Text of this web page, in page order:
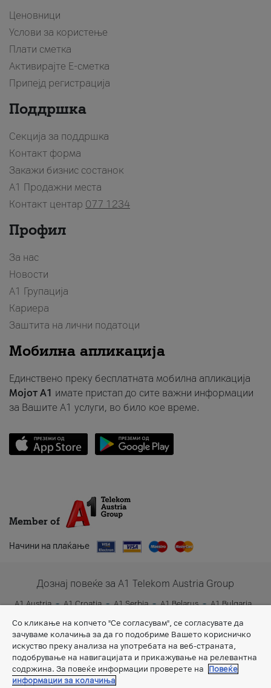
Ценовници
Услови за користење
Плати сметка
Активирајте Е-сметка
Припејд регистрација
Поддршка
Секција за поддршка
Контакт форма
Закажи бизнис состанок
A1 Продажни места
Контакт центар 077 1234
Профил
За нас
Новости
А1 Групација
Кариера
Заштита на лични податоци
Мобилна апликација
Единствено преку бесплатната мобилна апликација
Мојот A1 имате пристап до сите важни информации
за Вашите A1 услуги, во било кое време.
Member of
Начини на плаќање
Дознај повеќе за A1 Telekom Austria Group
A1 Austria A1 Croatia A1 Serbia A1 Belarus
A1 Bulgaria
A1 Slovenia
A1 Digital
Со кликање на копчето "Се согласувам", се согласувате да
зачуваме колачиња за да го подобриме Вашето корисничко
искуство преку анализа на употребата на веб-страната,
подобрување на навигацијата и прикажување на релевантна
содржина. За повеќе информации проверете на
Повеќе
информации за колачиња